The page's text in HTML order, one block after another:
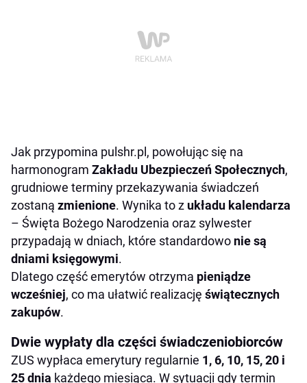
Jak przypomina pulshr.pl, powołując się na
harmonogram Zakładu Ubezpieczeń Społecznych,
grudniowe terminy przekazywania świadczeń
zostaną zmienione. Wynika to z układu kalendarza
– Święta Bożego Narodzenia oraz sylwester
przypadają w dniach, które standardowo nie są
dniami księgowymi.
Dlatego część emerytów otrzyma pieniądze
wcześniej, co ma ułatwić realizację świątecznych
zakupów.
Dwie wypłaty dla części świadczeniobiorców
ZUS wypłaca emerytury regularnie 1, 6, 10, 15, 20 i
25 dnia każdego miesiąca. W sytuacji gdy termin